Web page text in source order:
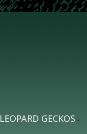
LEOPARD GECKOS